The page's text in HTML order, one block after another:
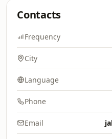
Contacts
Frequency
City
Language
Phone
Email